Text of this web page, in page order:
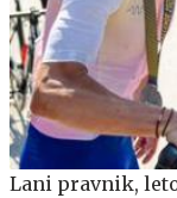
Lani pravnik,